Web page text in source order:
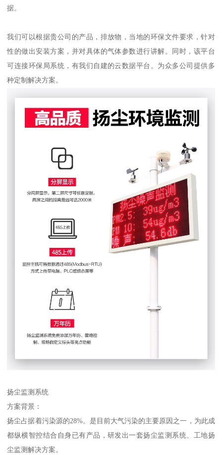
据。
我们可以根据贵公司的产品，排放物，当地的环保文件要求，针对
性的做出安装方案，并对具体的气体参数进行讲解。同时，该平台
可连接环保局系统，有我们自建的云数据平台。为众多公司提供多
种定制解决方案。
扬尘监测系统
方案背景：
扬尘占据着污染源的28%。是目前大气污染的主要原因之一，为此成
都纵横智控结合自身已有产品，研发出一套扬尘监测系统、工地扬
尘监测解决方案。